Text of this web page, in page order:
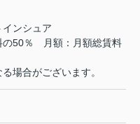
ンシュア
の50％ 月額：月額総賃料
場合がございます。